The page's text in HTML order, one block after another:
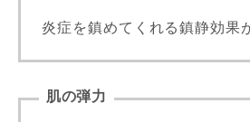
炎症を鎮めてくれる鎮静効果
肌の弾力